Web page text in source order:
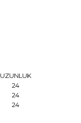
UZUNLUK
24
24
24